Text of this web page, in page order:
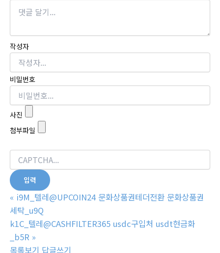
작성자
비밀번호
사진
첨부파일
« i9M_텔레@UPCOIN24 문화상품권테더전환 문화상품권
세탁_u9Q
k1C_텔레@CASHFILTER365 usdc구입처 usdt현금화
_b5R »
목록보기 답글쓰기